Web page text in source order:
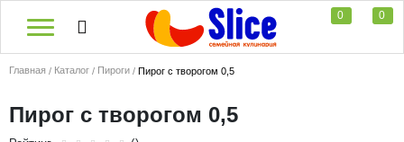
0 0
Главная Каталог Пироги Пирог с творогом 0,5
Пирог с творогом 0,5